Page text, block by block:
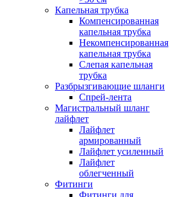
Капельная трубка
Компенсированная
капельная трубка
Некомпенсированная
капельная трубка
Слепая капельная
трубка
Разбрызгивающие шланги
Спрей-лента
Магистральный шланг
лайфлет
Лайфлет
армированный
Лайфлет усиленный
Лайфлет
облегченный
Фитинги
Фитинги для